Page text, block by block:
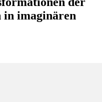
imaginären